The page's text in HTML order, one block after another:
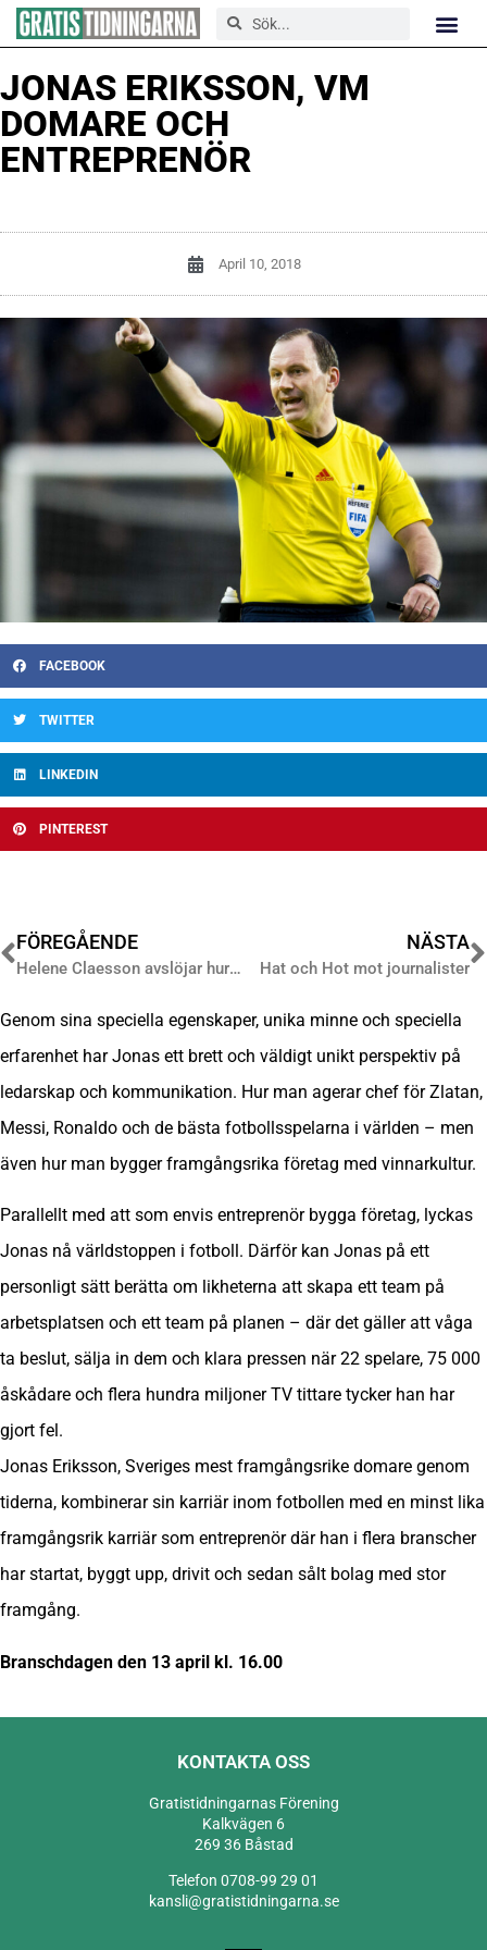
JONAS ERIKSSON, VM
DOMARE OCH
ENTREPRENÖR
April 10, 2018
FACEBOOK
TWITTER
LINKEDIN
PINTEREST
FÖREGÅENDE
Helene Claesson avslöjar hur de blev Årets Gratistidning!
NÄSTA
Hat och Hot mot journalister
Genom sina speciella egenskaper, unika minne och speciella
erfarenhet har Jonas ett brett och väldigt unikt perspektiv på
ledarskap och kommunikation. Hur man agerar chef för Zlatan,
Messi, Ronaldo och de bästa fotbollsspelarna i världen – men
även hur man bygger framgångsrika företag med vinnarkultur.
Parallellt med att som envis entreprenör bygga företag, lyckas
Jonas nå världstoppen i fotboll. Därför kan Jonas på ett
personligt sätt berätta om likheterna att skapa ett team på
arbetsplatsen och ett team på planen – där det gäller att våga
ta beslut, sälja in dem och klara pressen när 22 spelare, 75 000
åskådare och flera hundra miljoner TV tittare tycker han har
gjort fel.
Jonas Eriksson, Sveriges mest framgångsrike domare genom
tiderna, kombinerar sin karriär inom fotbollen med en minst lika
framgångsrik karriär som entreprenör där han i flera branscher
har startat, byggt upp, drivit och sedan sålt bolag med stor
framgång.
Branschdagen den 13 april kl. 16.00
KONTAKTA OSS
Gratistidningarnas Förening
Kalkvägen 6
269 36 Båstad
Telefon 0708-99 29 01
kansli@gratistidningarna.se